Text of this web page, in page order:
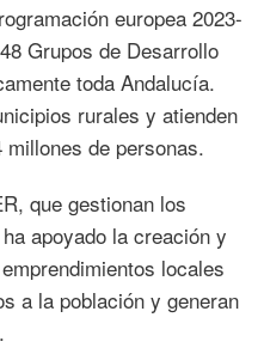
europea 2023-
Grupos de Desarrollo
toda Andalucía.
rurales y atienden
de personas.
que gestionan los
apoyado la creación y
locales
a la población y generan